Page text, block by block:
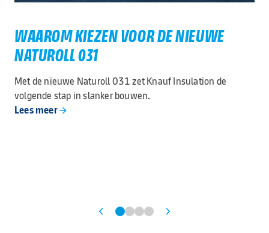
WAAROM KIEZEN VOOR DE NIEUWE
NATUROLL 031
Met de nieuwe Naturoll 031 zet Knauf Insulation de
volgende stap in slanker bouwen.
Lees meer